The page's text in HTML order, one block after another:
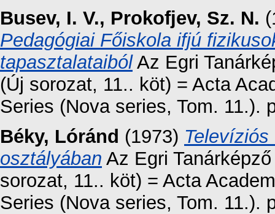
Busev, I. V., Prokofjev, Sz. N.
Pedagógiai Főiskola ifjú
tapasztalataibólAz Egri
(Új sorozat, 11.. köt) = Acta
Series (Nova series, Tom. 11.).
Béky, Lóránd (1973)
osztályában Az Egri
sorozat, 11.. köt) = Acta
Series (Nova series, Tom. 11.).